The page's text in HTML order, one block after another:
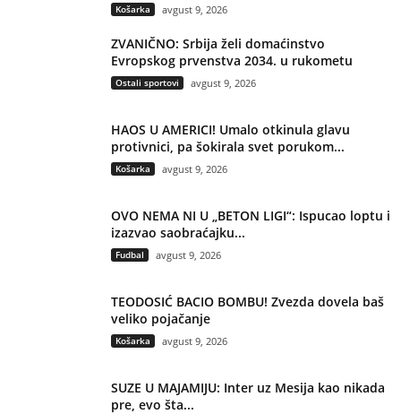
Košarka avgust 9, 2026
ZVANIČNO: Srbija želi domaćinstvo
Evropskog prvenstva 2034. u rukometu
Ostali sportovi avgust 9, 2026
HAOS U AMERICI! Umalo otkinula glavu
protivnici, pa šokirala svet porukom...
Košarka avgust 9, 2026
OVO NEMA NI U „BETON LIGI“: Ispucao loptu i
izazvao saobraćajku...
Fudbal avgust 9, 2026
TEODOSIĆ BACIO BOMBU! Zvezda dovela baš
veliko pojačanje
Košarka avgust 9, 2026
SUZE U MAJAMIJU: Inter uz Mesija kao nikada
pre, evo šta...